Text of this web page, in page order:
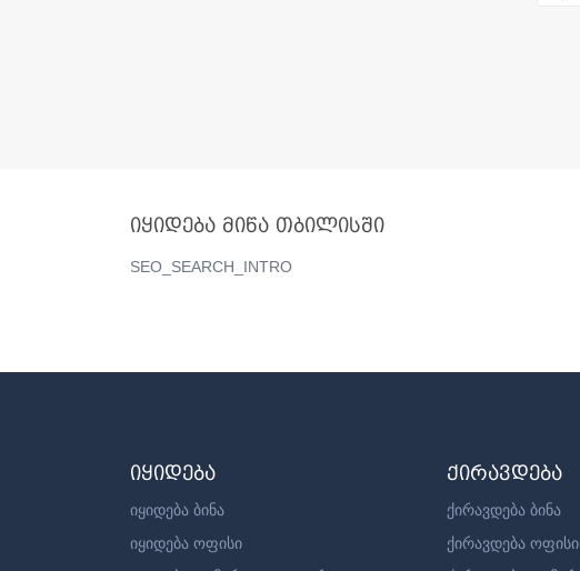
იყიდება მიწა თბილისში
SEO_SEARCH_INTRO
იყიდება
იყიდება ბინა
იყიდება ოფისი
ქირავდება
ქირავდება ბინა
ქირავდება ოფისი